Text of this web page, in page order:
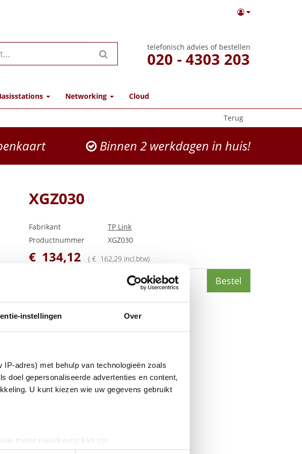
instellingen Over
adres) met behulp van technologieën zoals
doel gepersonaliseerde advertenties en content,
U kunt kiezen wie uw gegevens gebruikt
meter nauwkeurig kan zijn
eigenschappen (fingerprinting)
telefonisch advies of bestellen
020 - 4303 203
Networking Cloud
Terug
Binnen 2 werkdagen in huis!
XGZ030
Fabrikant
TP Link
Productnummer
XGZ030
€ 134,12 ( € 162,29 incl.btw)
Bestel